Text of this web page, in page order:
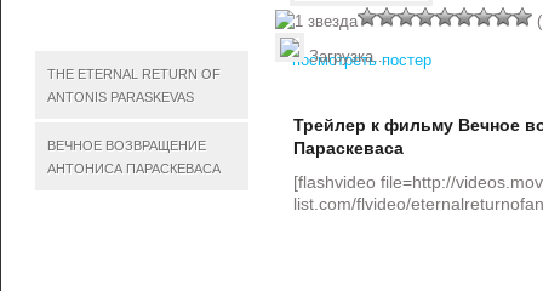
THE ETERNAL RETURN OF
ANTONIS PARASKEVAS
ВЕЧНОЕ ВОЗВРАЩЕНИЕ
АНТОНИСА ПАРАСКЕВАСА
Загрузка...
посмотреть постер
Трейлер к фильму Вечное
Параскеваса
[flashvideo file=http://
list.com/flvideo/